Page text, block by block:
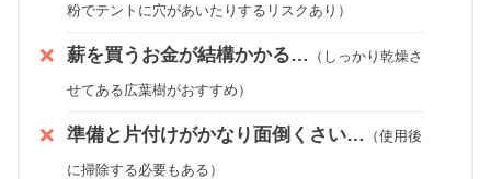
粉でテントに穴があいたりするリスクあり）
薪を買うお金が結構かかる… （しっかり乾燥さ
せてある広葉樹がおすすめ）
準備と片付けがかなり面倒くさい… （使用後
に掃除する必要もある）